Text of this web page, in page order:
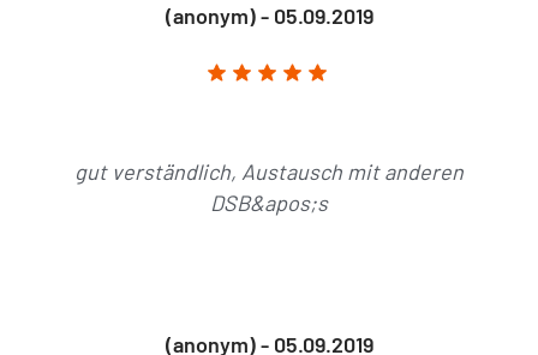
(anonym) - 05.09.2019
gut verständlich, Austausch mit anderen
DSB&apos;s
(anonym) - 05.09.2019